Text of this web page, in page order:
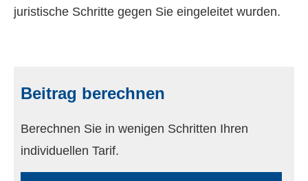
juristische Schritte gegen Sie eingeleitet wurden.
Beitrag berechnen
Berechnen Sie in wenigen Schritten Ihren
individuellen Tarif.